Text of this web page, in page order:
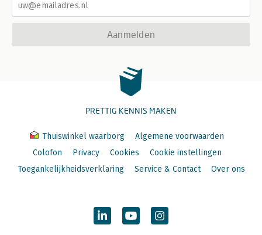
Aanmelden
PRETTIG KENNIS MAKEN
Thuiswinkel waarborg
Algemene voorwaarden
Colofon
Privacy Cookies
Cookie instellingen
Toegankelijkheidsverklaring
Service & Contact Over ons